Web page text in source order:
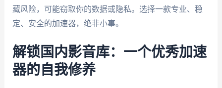
藏风险，可能窃取你的数据或隐私。选择一款专业、稳
定、安全的加速器，绝非小事。
解锁国内影音库：一个优秀加速
器的自我修养